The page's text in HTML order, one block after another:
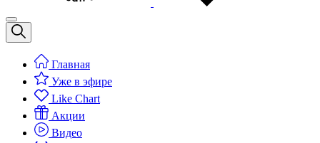
Главная
Уже в эфире
Like Chart
Акции
Видео